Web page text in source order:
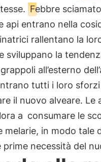
Febbre
api entrano nella
rallentano la
la
all’esterno
tutti i loro sforzi
il nuovo alveare. Le
a consumare le
melarie, in modo tale
necessità del